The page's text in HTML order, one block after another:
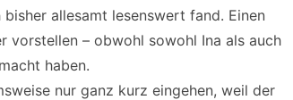
allesamt lesenswert fand. Einen
vorstellen – obwohl sowohl Ina als auch
haben.
nur ganz kurz eingehen, weil der